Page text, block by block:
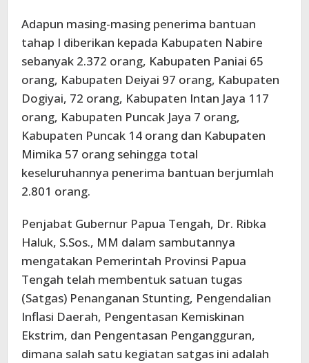
Adapun masing-masing penerima bantuan
tahap I diberikan kepada Kabupaten Nabire
sebanyak 2.372 orang, Kabupaten Paniai 65
orang, Kabupaten Deiyai 97 orang, Kabupaten
Dogiyai, 72 orang, Kabupaten Intan Jaya 117
orang, Kabupaten Puncak Jaya 7 orang,
Kabupaten Puncak 14 orang dan Kabupaten
Mimika 57 orang sehingga total
keseluruhannya penerima bantuan berjumlah
2.801 orang.
Penjabat Gubernur Papua Tengah, Dr. Ribka
Haluk, S.Sos., MM dalam sambutannya
mengatakan Pemerintah Provinsi Papua
Tengah telah membentuk satuan tugas
(Satgas) Penanganan Stunting, Pengendalian
Inflasi Daerah, Pengentasan Kemiskinan
Ekstrim, dan Pengentasan Pengangguran,
dimana salah satu kegiatan satgas ini adalah